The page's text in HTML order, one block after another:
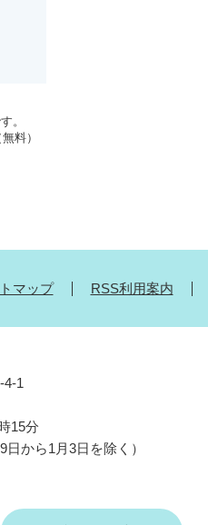
。
料）
マップ RSS利用案内
1
15分
日から1月3日を除く）